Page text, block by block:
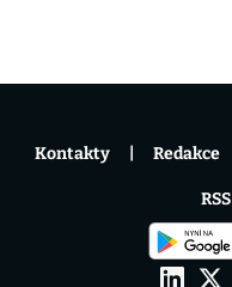
Kontakty Redakce
RSS